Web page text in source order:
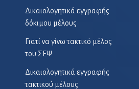
Δικαιολογητικά εγγραφής
δόκιμου μέλους
Γιατί να γίνω τακτικό μέλος
του ΣΕΨ
Δικαιολογητικά εγγραφής
τακτικού μέλους